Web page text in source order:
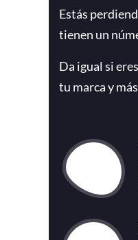
Estás
tienen un
Da igual si
tu marca y